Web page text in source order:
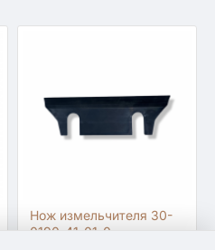
Нож измельчителя 30-
0190-41-01-0